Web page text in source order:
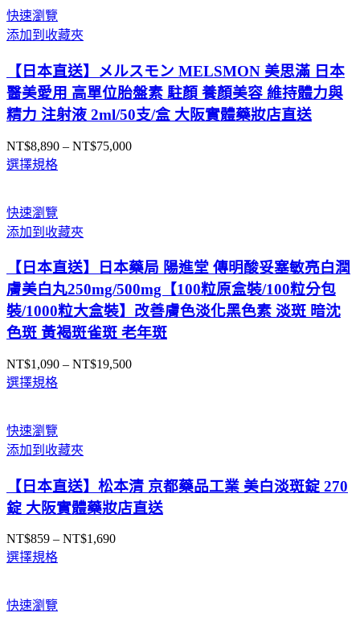
快速瀏覽
添加到收藏夾
【日本直送】メルスモン MELSMON 美思滿 日本
醫美愛用 高單位胎盤素 駐顏 養顏美容 維持體力與
精力 注射液 2ml/50支/盒 大阪實體藥妝店直送
NT$8,890 – NT$75,000價
NT$75,000
選擇規格
快速瀏覽
添加到收藏夾
【日本直送】日本藥局 陽進堂 傳明酸妥塞敏亮白潤
膚美白丸250mg/500mg【100粒原盒裝/100粒分包
裝/1000粒大盒裝】改善膚色淡化黑色素 淡斑 暗沈
色斑 黃褐斑雀斑 老年斑
NT$1,090 – NT$19,500價
選擇規格
快速瀏覽
添加到收藏夾
【日本直送】松本清 京都藥品工業 美白淡斑錠 270
錠 大阪實體藥妝店直送
NT$859 – NT$1,690價
選擇規格
快速瀏覽